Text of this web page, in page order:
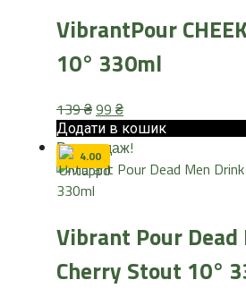
VibrantPour
10° 330ml
139₴Оригінальна
ціна:
139 ₴.
99 ₴Поточна
ціна:
99 ₴.
Додати в кошик
Розпродаж!
4.00
Vibrant Pour
Cherry Stout 10°